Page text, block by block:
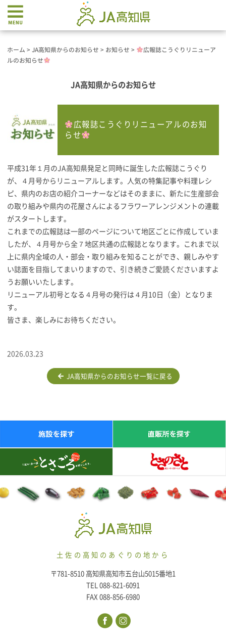
ホーム > JA高知県からのお知らせ > お知らせ >
広報誌こうぐりリニューア
ルのお知らせ
JA高知県からのお知らせ
広報誌こうぐりリニューアルのお知
らせ
平成31年１月のJA高知県発足と同時に誕生した広報誌こうぐり
が、４月号からリニューアルします。人気の特集記事や料理レシ
ピ、県内のお店の紹介コーナーなどはそのままに、新たに生産部会
の取り組みや県内の花屋さんによるフラワーアレンジメントの連載
がスタートします。
これまでの広報誌は一部のページについて地区ごとに作成していま
したが、４月号から全７地区共通の広報誌となります。これまで以
上に県内全域の人・部会・取り組みを知ることができ、親しみやす
い誌面を目指してまいりますので、引き続きご愛読くださいますよ
うお願いいたします。
リニューアル初号となる４月号の発行は４月10日（金）となりま
す。
皆さま、楽しみにお待ちください。
2026.03.23
JA高知県からのお知らせ一覧に戻る
土佐の高知のあぐりの地から
〒781-8510 高知県高知市五台山5015番地1
TEL 088-821-6091
FAX 088-856-6980